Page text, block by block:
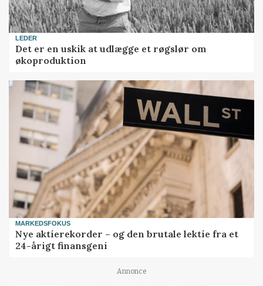
LEDER
Det er en uskik at udlægge et røgslør om
økoproduktion
MARKEDSFOKUS
Nye aktierekorder – og den brutale lektie fra et
24-årigt finansgeni
Annonce